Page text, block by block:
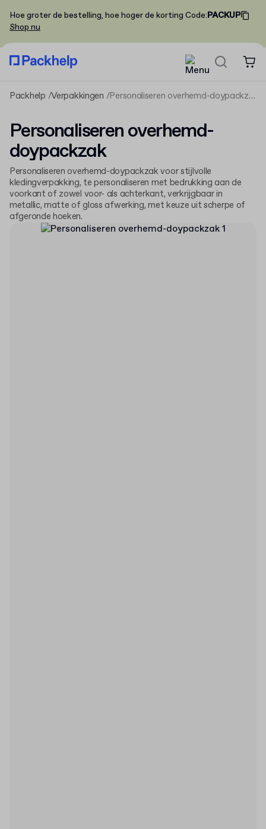
Hoe groter de bestelling, hoe hoger de korting Code:PACKUP
Shop nu
Packhelp Verpakkingen Personaliseren overhemd-doypackzak
Personaliseren overhemd-
doypackzak
Personaliseren overhemd-doypackzak voor stijlvolle
kledingverpakking, te personaliseren met bedrukking aan de
voorkant of zowel voor- als achterkant, verkrijgbaar in
metallic, matte of gloss afwerking, met keuze uit scherpe of
afgeronde hoeken.